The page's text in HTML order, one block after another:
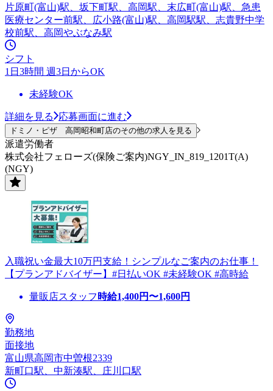
片原町(富山)駅、坂下町駅、高岡駅、末広町(富山)駅、急患
医療センター前駅、広小路(富山)駅、高岡駅駅、志貴野中学
校前駅、高岡やぶなみ駅
シフト
1日3時間 週3日からOK
未経験OK
詳細を見る 応募画面に進む
ドミノ・ピザ 高岡昭和町店のその他の求人を見る
派遣労働者
株式会社フェローズ(保険ご案内)NGY_IN_819_1201T(A)
(NGY)
入職祝い金最大10万円支給！シンプルなご案内のお仕事！
【プランアドバイザー】#日払いOK #未経験OK #高時給
量販店スタッフ 時給1,400円〜1,600円
勤務地
面接地
富山県高岡市中曽根2339
新町口駅、中新湊駅、庄川口駅